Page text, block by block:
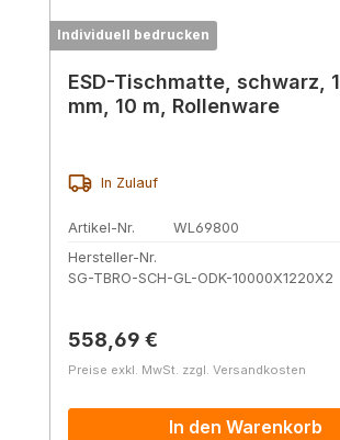
Individuell bedrucken
ESD-Tischmatte, schwarz,
mm, 10 m, Rollenware
In Zulauf
Artikel-Nr.
WL69800
Hersteller-Nr.
SG-TBRO-SCH-GL-ODK-10000X1220X2
Regulärer Preis:
558,69 €
Preise exkl. MwSt. zzgl. Versandkosten
In den Warenkorb